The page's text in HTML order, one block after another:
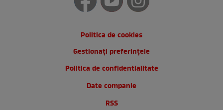
Politica de cookies
Gestionați preferințele
Politica de confidentialitate
Date companie
RSS